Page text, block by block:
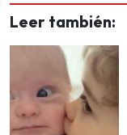
Leer también: